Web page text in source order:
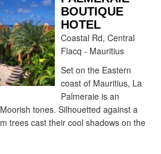
BOUTIQUE
HOTEL
Coastal Rd, Central
Flacq - Mauritius
Set on the Eastern
coast of Mauritius, La
Palmeraie is an
tones. Silhouetted against a
trees cast their cool shadows on the